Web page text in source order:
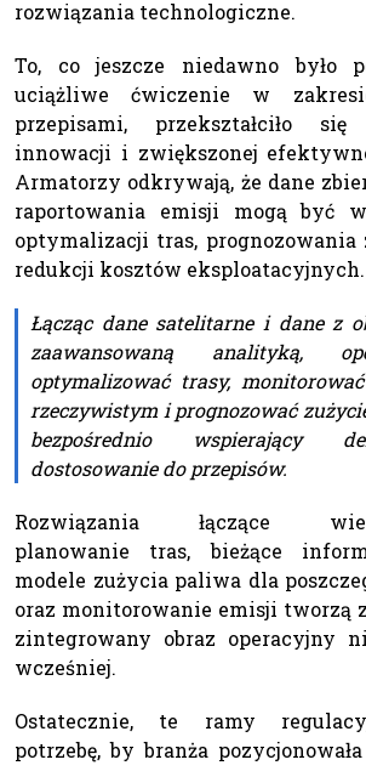
rozwiązania technologiczne.
To, co jeszcze niedawno było
uciążliwe ćwiczenie w
przepisami, przekształciło
innowacji i zwiększonej
Armatorzy odkrywają, że dane
raportowania emisji mogą być
optymalizacji tras,
redukcji kosztów eksploatacyjnych.
Łącząc dane satelitarne i dane z
zaawansowaną analityką,
optymalizować trasy,
rzeczywistym i prognozować
bezpośrednio wspierający
dostosowanie do przepisów.
Rozwiązania łączące
planowanie tras, bieżące
modele zużycia paliwa dla
oraz monitorowanie emisji tworzą
zintegrowany obraz operacyjny
wcześniej.
Ostatecznie, te ramy
potrzebę, by branża